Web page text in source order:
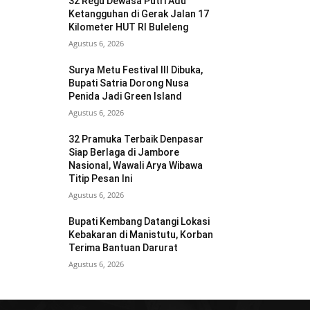
Ketangguhan di Gerak Jalan 17
Kilometer HUT RI Buleleng
Agustus 6, 2026
Surya Metu Festival III Dibuka,
Bupati Satria Dorong Nusa
Penida Jadi Green Island
Agustus 6, 2026
32 Pramuka Terbaik Denpasar
Siap Berlaga di Jambore
Nasional, Wawali Arya Wibawa
Titip Pesan Ini
Agustus 6, 2026
Bupati Kembang Datangi Lokasi
Kebakaran di Manistutu, Korban
Terima Bantuan Darurat
Agustus 6, 2026